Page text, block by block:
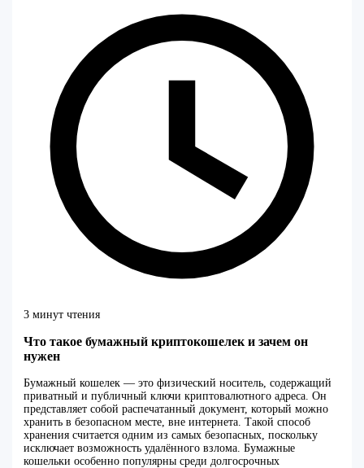
3 минут чтения
Что такое бумажный криптокошелек и зачем он
нужен
Бумажный кошелек — это физический носитель, содержащий
приватный и публичный ключи криптовалютного адреса. Он
представляет собой распечатанный документ, который можно
хранить в безопасном месте, вне интернета. Такой способ
хранения считается одним из самых безопасных, поскольку
исключает возможность удалённого взлома. Бумажные
кошельки особенно популярны среди долгосрочных